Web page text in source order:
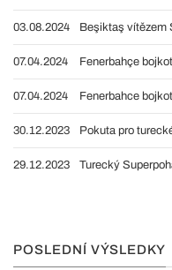
03.08.2024 Beşiktaş vítězem
07.04.2024 Fenerbahçe
07.04.2024 Fenerbahce
30.12.2023 Pokuta pro
29.12.2023 Turecký
POSLEDNÍ VÝSLEDKY